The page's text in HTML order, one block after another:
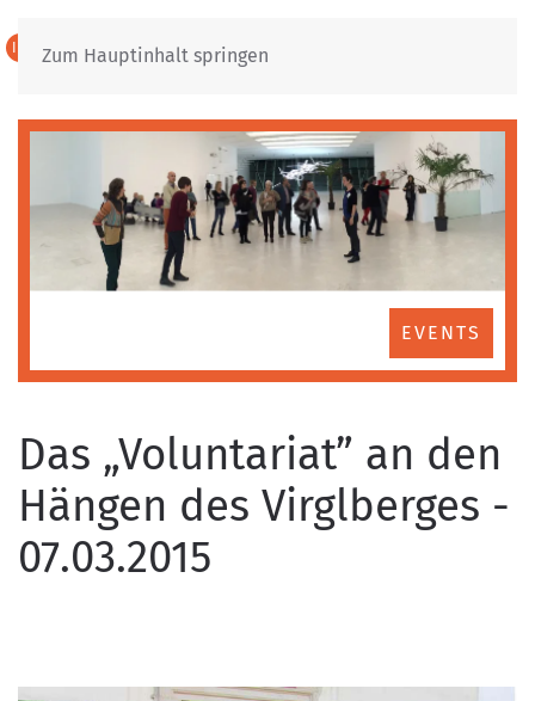
Zum Hauptinhalt springen
IT DE
EVENTS
Das „Voluntariat” an den
Hängen des Virglberges -
07.03.2015